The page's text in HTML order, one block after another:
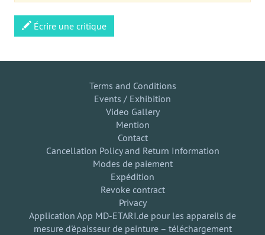
Écrire une critique
Terms and Conditions
Events / Exhibition
Video Gallery
Mention
Contact
Cancellation Policy and Return Information
Modes de paiement
Expédition
Revoke contract
Privacy
Application App MD-ETARI.de pour les appareils de
mesure d'épaisseur de peinture – téléchargement